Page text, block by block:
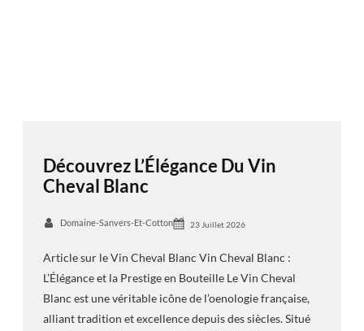
Découvrez L’Élégance Du Vin
Cheval Blanc
Domaine-Sanvers-Et-Cotton 23 Juillet 2026
Article sur le Vin Cheval Blanc Vin Cheval Blanc :
L’Élégance et la Prestige en Bouteille Le Vin Cheval
Blanc est une véritable icône de l’oenologie française,
alliant tradition et excellence depuis des siècles. Situé